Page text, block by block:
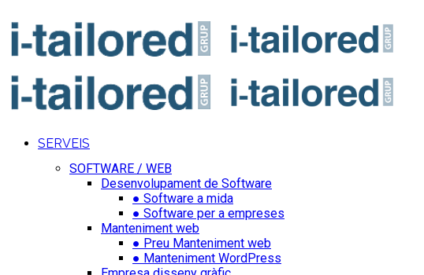
SERVEIS
SOFTWARE / WEB
Desenvolupament de Software
● Software a mida
● Software per a empreses
Manteniment web
● Preu Manteniment web
● Manteniment WordPress